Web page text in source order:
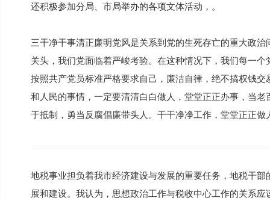
还积极参加分局、市局举办的各项文体活动，。
三干净干事清正廉明党风是关系到党的生死存亡的重大政
关头，我们党面临着严峻考验。在这种情况下，我们每一
按照共产党员标准严格要求自己，廉洁自律，绝不搞权钱
和人民的事情，一定要清清白白做人，堂堂正正办事，当
于抵制，勇当反腐倡廉带头人。干干净净工作，堂堂正正做
地税事业担负着我市经济建设与发展的重要任务，地税干
展和建设。我认为，思想政治工作与税收中心工作的关系